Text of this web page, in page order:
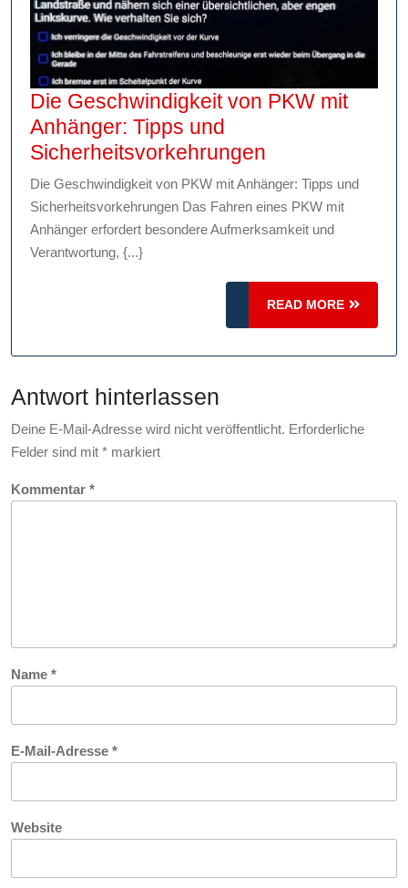
Die Geschwindigkeit von PKW mit
Anhänger: Tipps und
Sicherheitsvorkehrungen
von
PKW
Anhänger:
Tipps
und
Die Geschwindigkeit von PKW mit Anhänger: Tipps und
Sicherheitsvorkehrungen Das Fahren eines PKW mit
Anhänger erfordert besondere Aufmerksamkeit und
Verantwortung, {...}
READ MORE
READ
MORE
Antwort hinterlassen
Deine E-Mail-Adresse wird nicht veröffentlicht. Erforderliche
Felder sind mit * markiert
Kommentar *
Name *
E-Mail-Adresse *
Website